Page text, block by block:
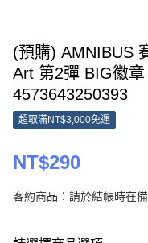
(預購) AMNIBUS
Art 第2彈 BIG徽章
4573643250393
超取滿NT$3,000免運
NT$290
客約商品：請於結帳時在